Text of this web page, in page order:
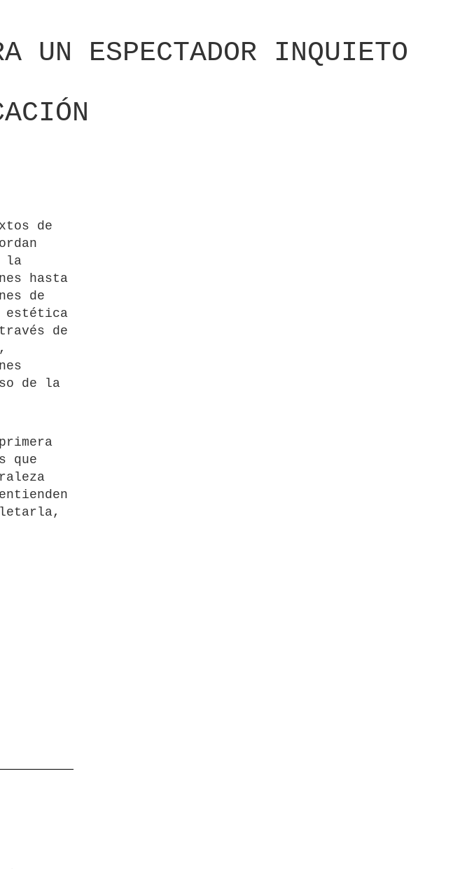
UN ESPECTADOR INQUIETO
de
la
hasta
de
estética
de
de la
que